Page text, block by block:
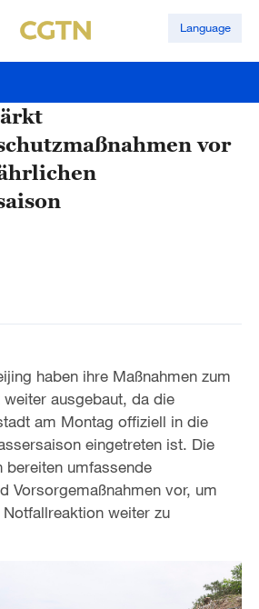
Language
vor
haben ihre Maßnahmen zum
ausgebaut, da die
am Montag offiziell in die
eingetreten ist. Die
bereiten umfassende
Vorsorgemaßnahmen vor, um
weiter zu